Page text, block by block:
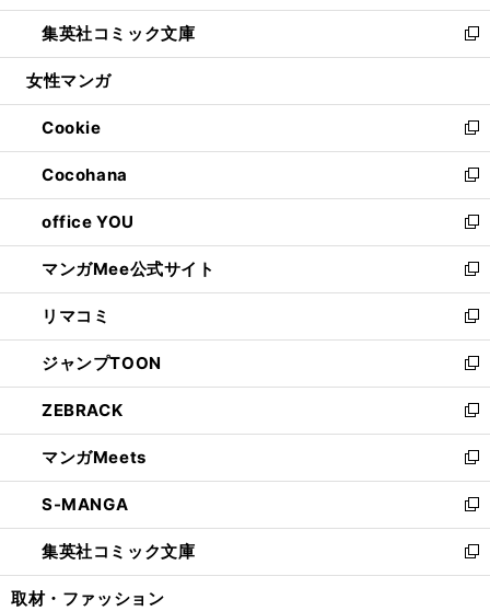
開
く
ウ
で
開
ン
ド
ウ
開
く
ウ
ィ
ン
ウ
で
開
く
し
い
ウ
ン
ド
ウ
で
開
く
集英社コミック文庫
新
し
ウ
ィ
ン
ド
ウ
で
開
く
女性マンガ
Cookie
新
し
い
ウ
ィ
ン
ド
ウ
で
開
く
Cocohana
新
し
い
ウ
ィ
ン
ド
ウ
で
開
く
office YOU
新
し
い
ウ
ィ
ン
ド
ウ
で
開
く
マンガMee公式サイト
新
し
い
ウ
ィ
ン
ド
ウ
で
開
く
リマコミ
新
し
い
ウ
ィ
ン
ド
ウ
で
開
く
ジャンプTOON
新
し
い
ウ
ィ
ン
ド
ウ
で
開
ZEBRACK
新
し
い
ウ
ィ
ン
ド
ウ
マンガMeets
新
し
い
ウ
ィ
ン
S-MANGA
新
し
い
ウ
集英社コミック文庫
新
し
取材・ファッション